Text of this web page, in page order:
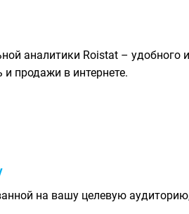
аналитики Roistat – удобного
продажи в интернете.
на вашу целевую